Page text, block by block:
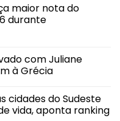
maior nota do
durante
com Juliane
à Grécia
cidades do Sudeste
vida, aponta ranking